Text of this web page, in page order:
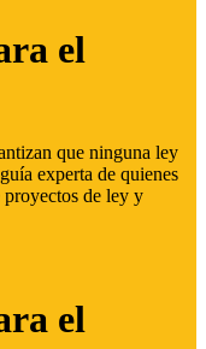
el
que ninguna ley
experta de quienes
proyectos de ley y
el